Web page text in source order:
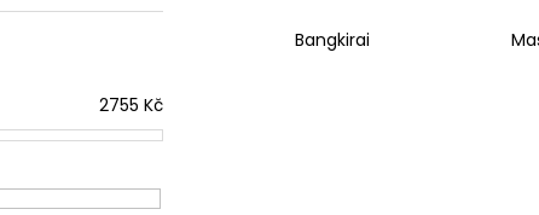
2755 Kč
Bangkirai